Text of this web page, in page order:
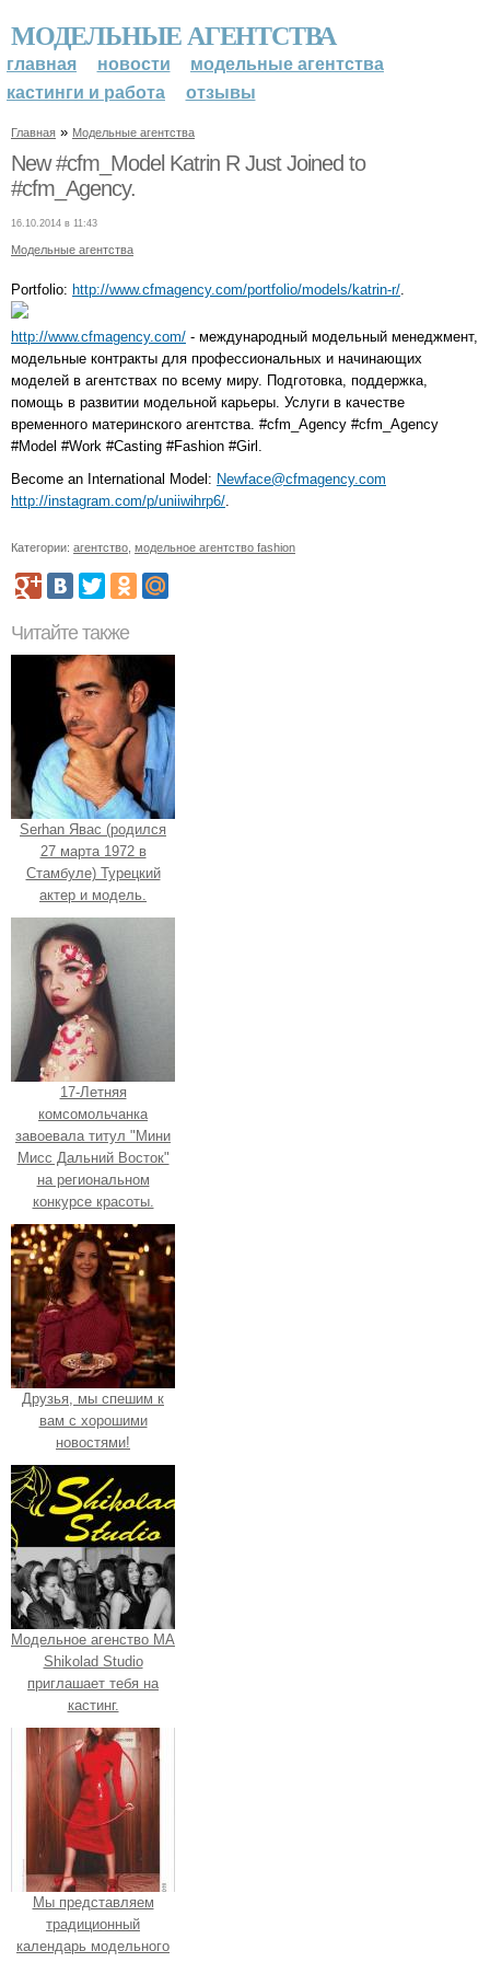
МОДЕЛЬНЫЕ АГЕНТСТВА
главная новости
модельные агентства
кастинги и работа
отзывы
Главная » Модельные агентства
New #cfm_Model Katrin R Just Joined to
#cfm_Agency.
16.10.2014 в 11:43
Модельные агентства
Portfolio: http://www.cfmagency.com/portfolio/models/katrin-r/
http://www.cfmagency.com/ - международный модельный менеджмент,
модельные контракты для профессиональных и начинающих
моделей в агентствах по всему миру. Подготовка, поддержка,
помощь в развитии модельной карьеры. Услуги в качестве
временного материнского агентства. #cfm_Agency #cfm_Agency
#Model #Work #Casting #Fashion #Girl.
Become an International Model: Newface@cfmagency.com
http://instagram.com/p/uniiwihrp6/
Категории: агентство модельное агентство fashion
Читайте также
Serhan Явас (родился
27 марта 1972 в
Стамбуле) Турецкий
актер и модель.
17-Летняя
комсомольчанка
завоевала титул "Мини
Мисс Дальний Восток"
на региональном
конкурсе красоты.
Друзья, мы спешим к
вам с хорошими
новостями!
Модельное агенство МА
Shikolad Studio
приглашает тебя на
кастинг.
Мы представляем
традиционный
календарь модельного